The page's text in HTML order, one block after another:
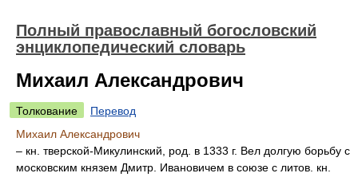
Полный православный богословский
энциклопедический словарь
Михаил Александрович
Толкование
Перевод
Михаил Александрович
– кн. тверской-Микулинский, род. в 1333 г. Вел долгую борьбу с
московским князем Дмитр. Ивановичем в союзе с литов. кн.